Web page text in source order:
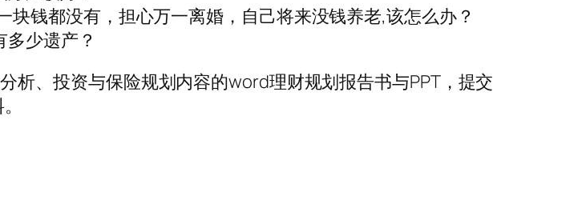
钱都没有，担心万一离婚，自己将来没钱养老,该怎么办？
少遗产？
析、投资与保险规划内容的word理财规划报告书与PPT，提交